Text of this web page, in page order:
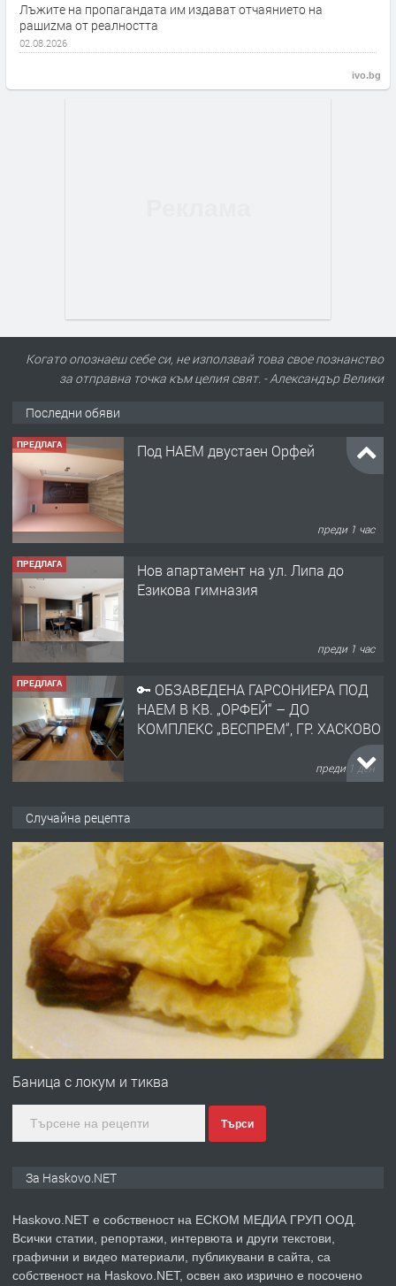
Лъжите на пропагандата им издават отчаянието на
рашиzма от реалността
02.08.2026
ivo.bg
Когато опознаеш себе си, не използвай това свое познанство
за отправна точка към целия свят. - Александър Велики
Последни обяви
ПРЕДЛАГА Под НАЕМ двустаен Орфей
преди 1 час
ПРЕДЛАГА
Нов апартамент на ул. Липа до
Езикова гимназия
преди 1 час
ПРЕДЛАГА
🔑 ОБЗАВЕДЕНА ГАРСОНИЕРА ПОД
НАЕМ В КВ. „ОРФЕЙ“ – ДО
КОМПЛЕКС „ВЕСПРЕМ“, ГР. ХАСКОВО
преди 1 ден
АПАРТАМЕНТ В ЦЕНТЪРА НА ГР.
ХАСКОВО
преди 2 дни
ПРЕДЛАГА Давам гараж под наем
преди 2 дни
ПРЕДЛАГА
№4120 Магазин/Офис под наем в кв.
градската градина!
преди 3 дни
ПРЕДЛАГА
Случайна рецепта
Баница с локум и тиква
Търси
За Haskovo.NET
Haskovo.NET е собственост на ЕСКОМ МЕДИА ГРУП ООД.
Всички статии, репортажи, интервюта и други текстови,
графични и видео материали, публикувани в сайта, са
собственост на Haskovo.NET, освен ако изрично е посочено